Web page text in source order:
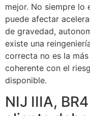
mejor. No siempre lo
puede afectar
de gravedad,
existe una
correcta no es la
coherente con el
disponible.
NIJ IIIA,